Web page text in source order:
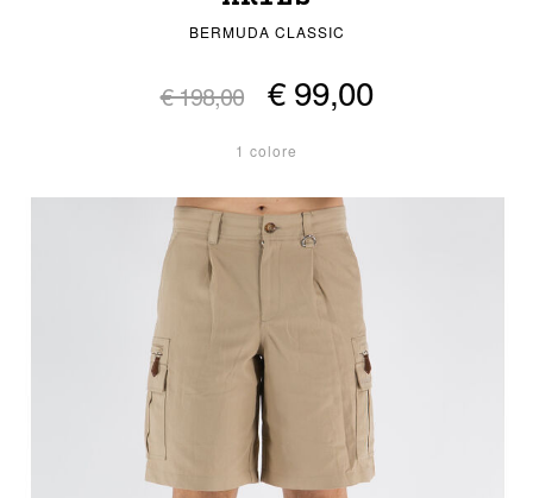
BERMUDA CLASSIC
€ 198,00 € 99,00
1 colore